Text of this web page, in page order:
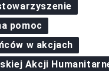
pomoc
w akcjach
Akcji